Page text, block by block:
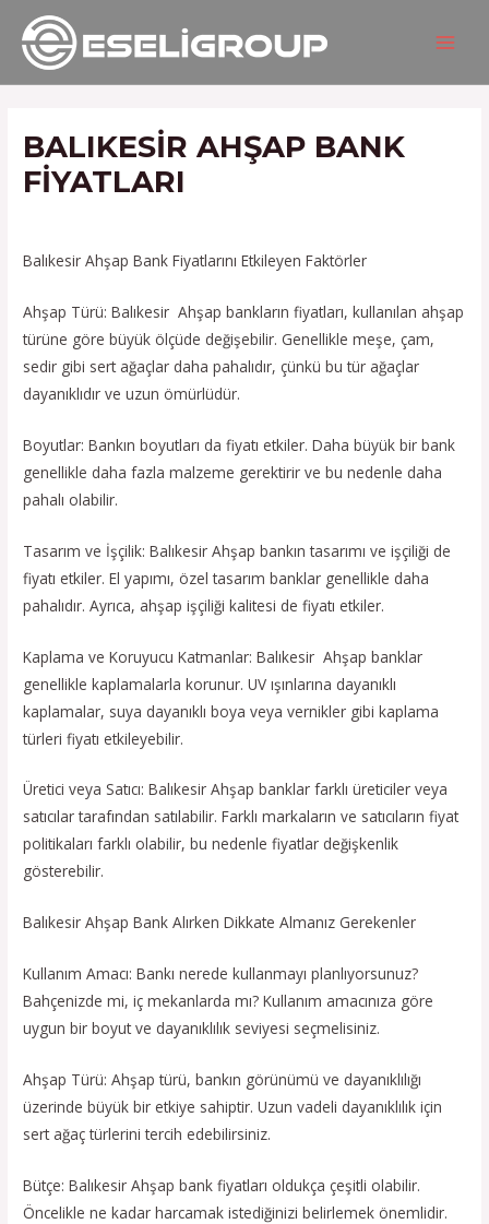
İçeriğe
atla
BALIKESIR AHŞAP BANK
FIYATLARI
Balıkesir Ahşap Bank Fiyatlarını Etkileyen Faktörler
Ahşap Türü: Balıkesir Ahşap bankların fiyatları, kullanılan ahşap
türüne göre büyük ölçüde değişebilir. Genellikle meşe, çam,
sedir gibi sert ağaçlar daha pahalıdır, çünkü bu tür ağaçlar
dayanıklıdır ve uzun ömürlüdür.
Boyutlar: Bankın boyutları da fiyatı etkiler. Daha büyük bir bank
genellikle daha fazla malzeme gerektirir ve bu nedenle daha
pahalı olabilir.
Tasarım ve İşçilik: Balıkesir Ahşap bankın tasarımı ve işçiliği de
fiyatı etkiler. El yapımı, özel tasarım banklar genellikle daha
pahalıdır. Ayrıca, ahşap işçiliği kalitesi de fiyatı etkiler.
Kaplama ve Koruyucu Katmanlar: Balıkesir Ahşap banklar
genellikle kaplamalarla korunur. UV ışınlarına dayanıklı
kaplamalar, suya dayanıklı boya veya vernikler gibi kaplama
türleri fiyatı etkileyebilir.
Üretici veya Satıcı: Balıkesir Ahşap banklar farklı üreticiler veya
satıcılar tarafından satılabilir. Farklı markaların ve satıcıların fiyat
politikaları farklı olabilir, bu nedenle fiyatlar değişkenlik
gösterebilir.
Balıkesir Ahşap Bank Alırken Dikkate Almanız Gerekenler
Kullanım Amacı: Bankı nerede kullanmayı planlıyorsunuz?
Bahçenizde mi, iç mekanlarda mı? Kullanım amacınıza göre
uygun bir boyut ve dayanıklılık seviyesi seçmelisiniz.
Ahşap Türü: Ahşap türü, bankın görünümü ve dayanıklılığı
üzerinde büyük bir etkiye sahiptir. Uzun vadeli dayanıklılık için
sert ağaç türlerini tercih edebilirsiniz.
Bütçe: Balıkesir Ahşap bank fiyatları oldukça çeşitli olabilir.
Öncelikle ne kadar harcamak istediğinizi belirlemek önemlidir.
Yazı
gezinmesi